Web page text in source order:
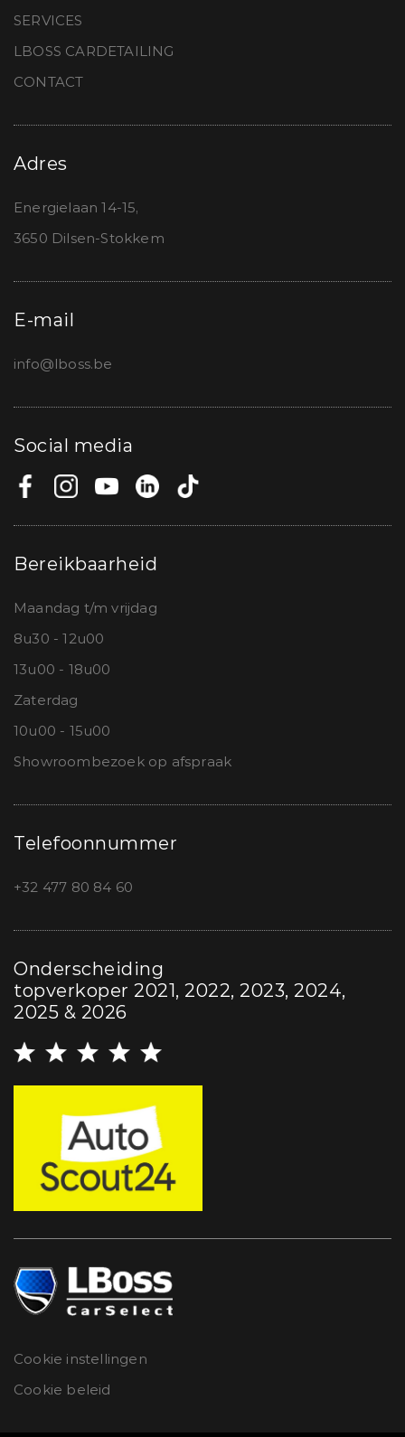
SERVICES
LBOSS CARDETAILING
CONTACT
Adres
Energielaan 14-15,
3650 Dilsen-Stokkem
E-mail
info@lboss.be
Social media
Bereikbaarheid
Maandag t/m vrijdag
8u30 - 12u00
13u00 - 18u00
Zaterdag
10u00 - 15u00
Showroombezoek op afspraak
Telefoonnummer
+32 477 80 84 60
Onderscheiding
topverkoper 2021, 2022, 2023, 2024,
2025 & 2026
Cookie instellingen
Cookie beleid